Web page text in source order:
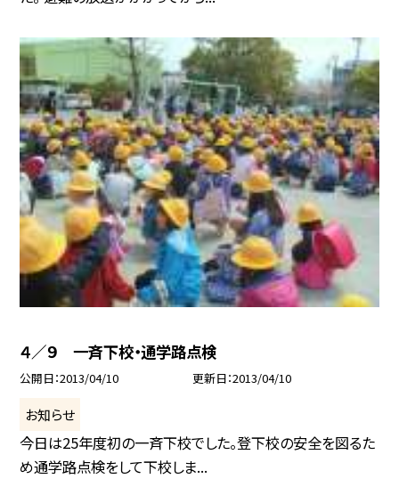
４／９ 一斉下校・通学路点検
公開日 2013/04/10 更新日 2013/04/10
お知らせ
今日は25年度初の一斉下校でした。登下校の安全を図るた
め通学路点検をして下校しま...